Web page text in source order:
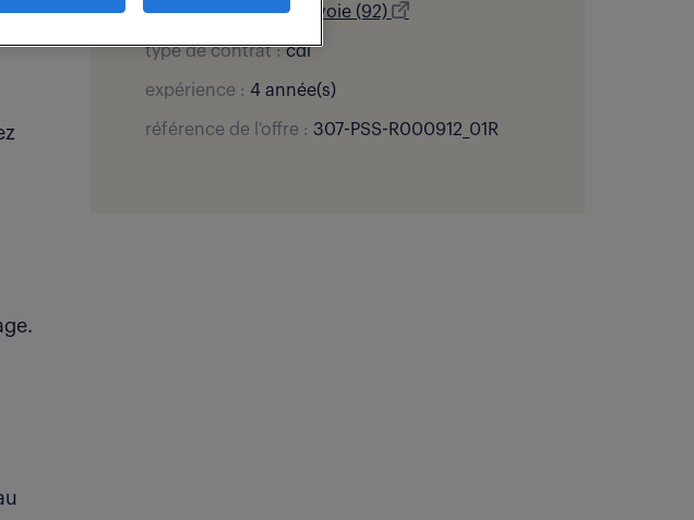
localisation :Courbevoie (92)
type de contrat :cdi
expérience : 4 année(s)
référence de l'offre : 307-PSS-R000912_01R